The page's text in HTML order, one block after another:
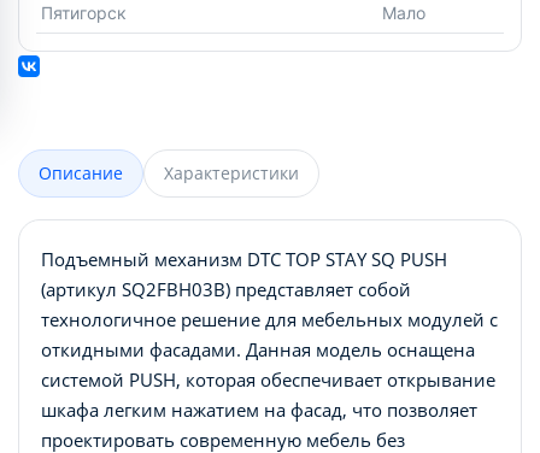
Пятигорск
Мало
Описание Характеристики
Подъемный механизм DTC TOP STAY SQ PUSH
(артикул SQ2FBH03B) представляет собой
технологичное решение для мебельных модулей с
откидными фасадами. Данная модель оснащена
системой PUSH, которая обеспечивает открывание
шкафа легким нажатием на фасад, что позволяет
проектировать современную мебель без